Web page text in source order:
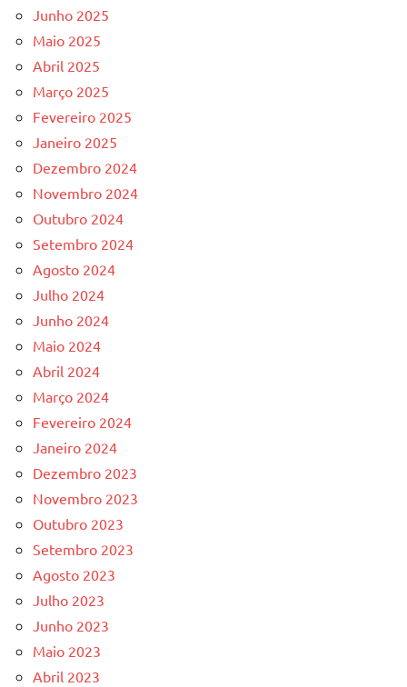
Junho 2025
Maio 2025
Abril 2025
Março 2025
Fevereiro 2025
Janeiro 2025
Dezembro 2024
Novembro 2024
Outubro 2024
Setembro 2024
Agosto 2024
Julho 2024
Junho 2024
Maio 2024
Abril 2024
Março 2024
Fevereiro 2024
Janeiro 2024
Dezembro 2023
Novembro 2023
Outubro 2023
Setembro 2023
Agosto 2023
Julho 2023
Junho 2023
Maio 2023
Abril 2023